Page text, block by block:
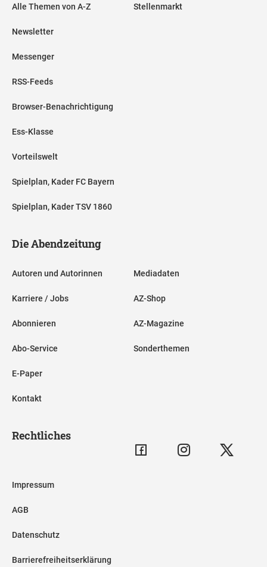
Alle Themen von A-Z
Newsletter
Messenger
RSS-Feeds
Browser-Benachrichtigung
Ess-Klasse
Vorteilswelt
Spielplan, Kader FC Bayern
Spielplan, Kader TSV 1860
Stellenmarkt
Die Abendzeitung
Autoren und Autorinnen
Karriere / Jobs
Abonnieren
Abo-Service
E-Paper
Kontakt
Mediadaten
AZ-Shop
AZ-Magazine
Sonderthemen
Rechtliches
Impressum
AGB
Datenschutz
Barrierefreiheitserklärung